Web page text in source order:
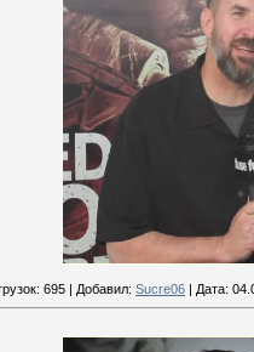
695 Добавил: Sucre06 Дата: